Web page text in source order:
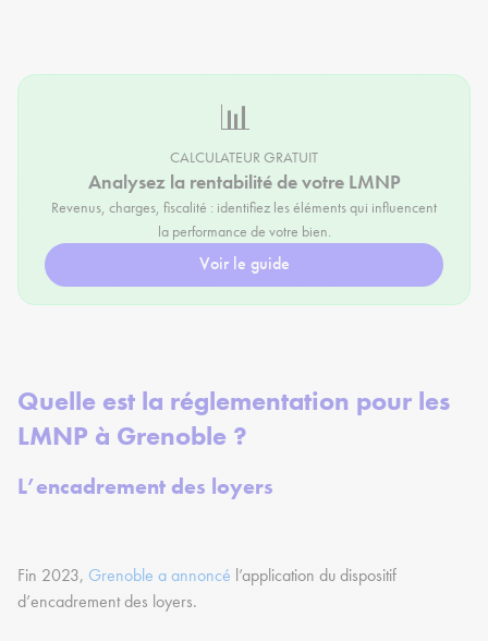
📊
CALCULATEUR GRATUIT
Analysez la rentabilité de votre LMNP
Revenus, charges, fiscalité : identifiez les éléments qui influencent
la performance de votre bien.
Voir le guide
Quelle est la réglementation pour les
LMNP à Grenoble ?
L’encadrement des loyers
Fin 2023, Grenoble a annoncé l’application du dispositif
d’encadrement des loyers.